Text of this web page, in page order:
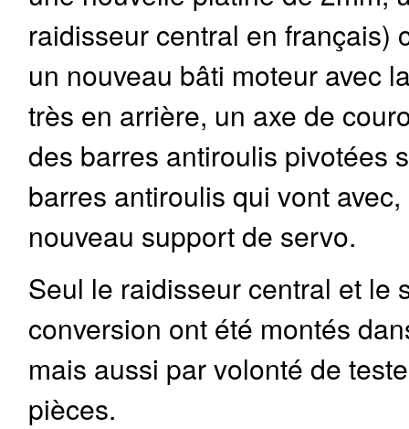
raidisseur central en français)
un nouveau bâti moteur avec
très en arrière, un axe de
des barres antiroulis pivotées
barres antiroulis qui vont
nouveau support de servo.
Seul le raidisseur central et le
conversion ont été montés
mais aussi par volonté de
pièces.